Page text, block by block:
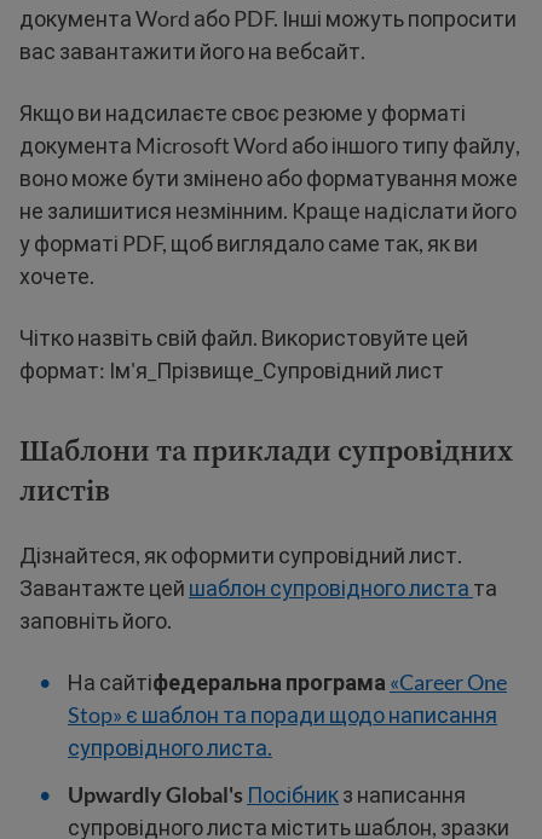
документа Word або PDF. Інші можуть попросити
вас завантажити його на вебсайт.
Якщо ви надсилаєте своє резюме у форматі
документа Microsoft Word або іншого типу файлу,
воно може бути змінено або форматування може
не залишитися незмінним. Краще надіслати його
у форматі PDF, щоб виглядало саме так, як ви
хочете.
Чітко назвіть свій файл. Використовуйте цей
формат: Ім'я_Прізвище_Супровідний лист
Шаблони та приклади супровідних
листів
Дізнайтеся, як оформити супровідний лист.
Завантажте цей шаблон супровідного листа та
заповніть його.
На сайтіфедеральна програма «Career One
Stop» є шаблон та поради щодо написання
супровідного листа.
Upwardly Global's Посібникз написання
супровідного листа містить шаблон, зразки